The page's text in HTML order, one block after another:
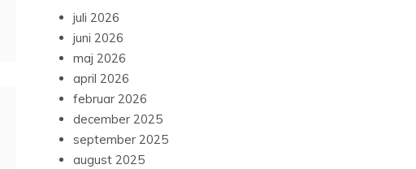
juli 2026
juni 2026
maj 2026
april 2026
februar 2026
december 2025
september 2025
august 2025